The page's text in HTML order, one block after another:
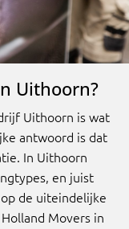
Uithoorn?
Uithoorn is wat
antwoord is dat
In Uithoorn
en juist
de uiteindelijke
Movers in